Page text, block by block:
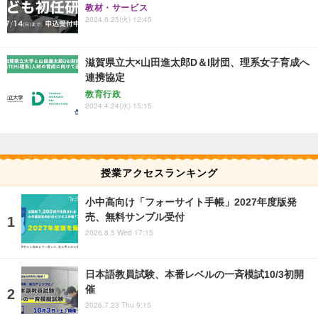
教材・サービス
2024.6.25(火) 12:45
滋賀県立大×山田進太郎D＆I財団、理系女子育成へ
連携協定
教育行政
2024.4.24(水) 15:15
授業アクセスランキング
小中高向け「フォーサイト手帳」2027年度版発
売、無料サンプル受付
2026.8.5 Wed 17:15
日本語教員試験、本番レベルの一斉模試10/3初開
催
2026.7.23 Thu 9:15